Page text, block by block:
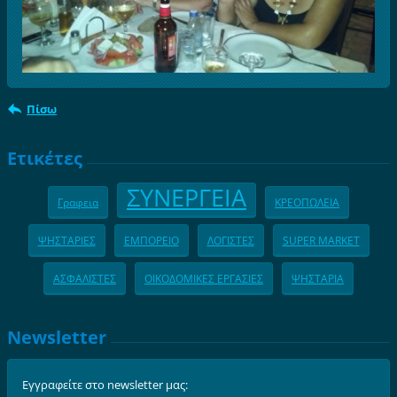
Πίσω
Ετικέτες
Γραφεια ΣΥΝΕΡΓΕΙΑ ΚΡΕΟΠΩΛΕΙΑ
ΨΗΣΤΑΡΙΕΣ ΕΜΠΟΡΕΙΟ ΛΟΓΙΣΤΕΣ SUPER MARKET
ΑΣΦΑΛΙΣΤΕΣ ΟΙΚΟΔΟΜΙΚΕΣ ΕΡΓΑΣΙΕΣ ΨΗΣΤΑΡΙΑ
Newsletter
Εγγραφείτε στο newsletter μας: